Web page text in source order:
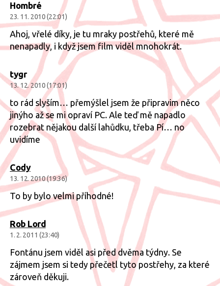
Hombré
23. 11. 2010 (22:01)
Ahoj, vřelé díky, je tu mraky postřehů, které mě
nenapadly, i když jsem film viděl mnohokrát.
tygr
13. 12. 2010 (17:01)
to rád slyším… přemýšlel jsem že připravim něco
jinýho až se mi opraví PC. Ale teď mě napadlo
rozebrat nějakou další lahůdku, třeba Pí… no
uvidíme
Cody
13. 12. 2010 (19:36)
To by bylo velmi příhodné!
Rob Lord
1. 2. 2011 (23:40)
Fontánu jsem viděl asi před dvěma týdny. Se
zájmem jsem si tedy přečetl tyto postřehy, za které
zároveň děkuji.